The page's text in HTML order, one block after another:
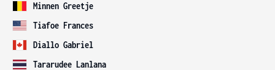
Minnen Greetje
Tiafoe Frances
Diallo Gabriel
Tararudee Lanlana